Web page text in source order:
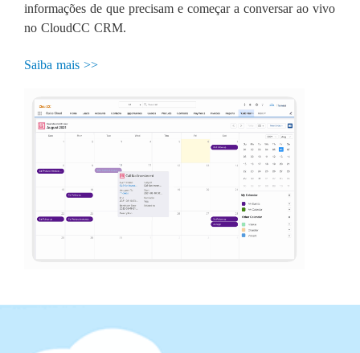
informações de que precisam e começar a conversar ao vivo
no CloudCC CRM.
Saiba mais >>